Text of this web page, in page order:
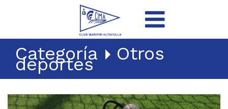
Categoría Otros
deportes